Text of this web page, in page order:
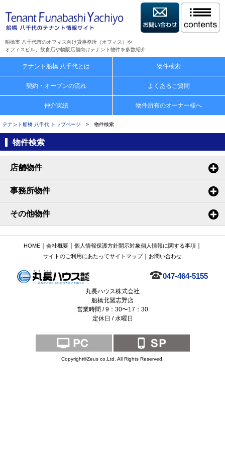
船橋市 八千代市のオフィス向け貸事務所（オフィス）や
オフィスビル、飲食店や物販店舗向けテナント物件を多数紹介
テナント船橋 八千代とは 物件検索
契約・オープンの流れ よくあるご質問
仲介実績 物件所有のオーナー様へ
テナント船橋 八千代 トップページ > 物件検索
物件検索
店舗物件
事務所物件
その他物件
HOME｜ 会社概要｜ 個人情報保護方針開示対象個人情報に関する事項｜
サイトのご利用にあたってサイトマップ｜ お問い合わせ
047-464-5155
丸長ハウス株式会社
船橋北習志野店
営業時間 / 9：30〜17：30
定休日 / 水曜日
Copyright©Zeus co,Ltd. All Rights Reserved.